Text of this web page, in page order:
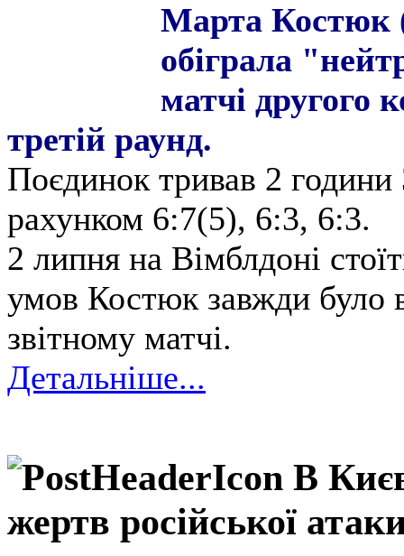
Марта Костюк
обіграла
матчі другого
третій раунд.
Поєдинок тривав 2
рахунком 6:7(5), 6:3, 6:3.
2 липня на Вімблдоні
умов Костюк завжди було
звітному матчі.
Детальніше...
В
жертв російської